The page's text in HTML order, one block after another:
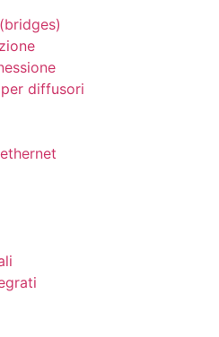
diffusori